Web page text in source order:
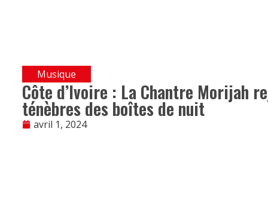
Musique
Côte d’Ivoire : La Chantre Morijah
ténèbres des boîtes de nuit
avril 1, 2024